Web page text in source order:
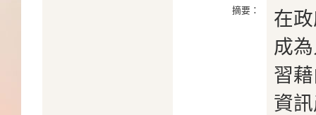
摘要：
在
成
習
資